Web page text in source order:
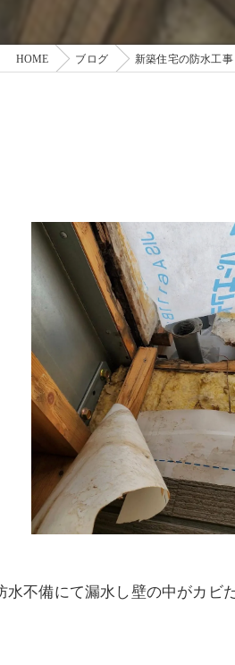
HOME ブログ 新築住宅の防水工事
不備にて漏水し壁の中がカビ